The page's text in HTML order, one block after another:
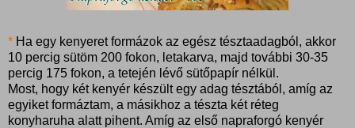
* Ha egy kenyeret formázok az egész tésztaadagból, akkor
10 percig sütöm 200 fokon, letakarva, majd további 30-35
percig 175 fokon, a tetején lévő sütőpapír nélkül.
Most, hogy két kenyér készült egy adag tésztából, amíg az
egyiket formáztam, a másikhoz a tészta két réteg
konyharuha alatt pihent. Amíg az első napraforgó kenyér